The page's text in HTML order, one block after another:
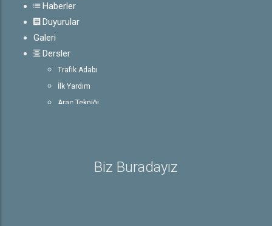
Haberler
Duyurular
Galeri
Dersler
Trafik Adabı
İlk Yardım
Araç Tekniği
Ehliyet ile İlgili BilgilerBiz Buradayız